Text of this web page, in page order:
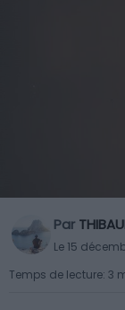
Par
Le 15
Temps de lecture: 3